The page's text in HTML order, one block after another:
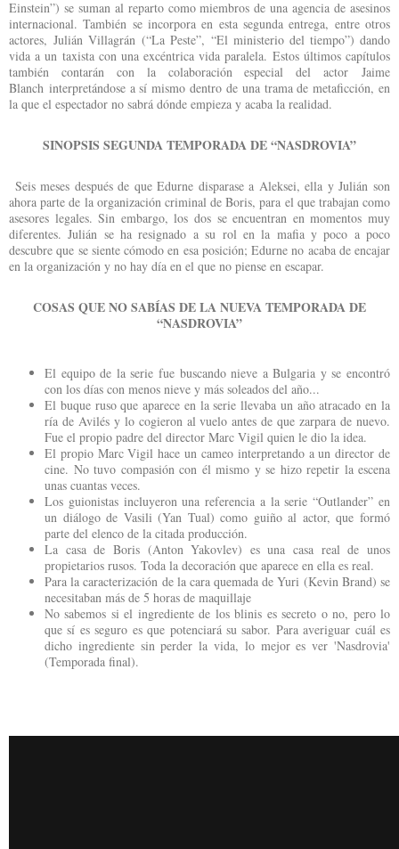
Einstein”) se suman al reparto como miembros de una agencia de asesinos
internacional. También se incorpora en esta segunda entrega, entre otros
actores, Julián Villagrán (“La Peste”, “El ministerio del tiempo”) dando
vida a un taxista con una excéntrica vida paralela. Estos últimos capítulos
también contarán con la colaboración especial del actor Jaime
Blanch interpretándose a sí mismo dentro de una trama de metaficción, en
la que el espectador no sabrá dónde empieza y acaba la realidad.
SINOPSIS SEGUNDA TEMPORADA DE “NASDROVIA”
Seis meses después de que Edurne disparase a Aleksei, ella y Julián son
ahora parte de la organización criminal de Boris, para el que trabajan como
asesores legales. Sin embargo, los dos se encuentran en momentos muy
diferentes. Julián se ha resignado a su rol en la mafia y poco a poco
descubre que se siente cómodo en esa posición; Edurne no acaba de encajar
en la organización y no hay día en el que no piense en escapar.
COSAS QUE NO SABÍAS DE LA NUEVA TEMPORADA DE
“NASDROVIA”
El equipo de la serie fue buscando nieve a Bulgaria y se encontró
con los días con menos nieve y más soleados del año...
El buque ruso que aparece en la serie llevaba un año atracado en la
ría de Avilés y lo cogieron al vuelo antes de que zarpara de nuevo.
Fue el propio padre del director Marc Vigil quien le dio la idea.
El propio Marc Vigil hace un cameo interpretando a un director de
cine. No tuvo compasión con él mismo y se hizo repetir la escena
unas cuantas veces.
Los guionistas incluyeron una referencia a la serie “Outlander” en
un diálogo de Vasili (Yan Tual) como guiño al actor, que formó
parte del elenco de la citada producción.
La casa de Boris (Anton Yakovlev) es una casa real de unos
propietarios rusos. Toda la decoración que aparece en ella es real.
Para la caracterización de la cara quemada de Yuri (Kevin Brand) se
necesitaban más de 5 horas de maquillaje
No sabemos si el ingrediente de los blinis es secreto o no, pero lo
que sí es seguro es que potenciará su sabor. Para averiguar cuál es
dicho ingrediente sin perder la vida, lo mejor es ver 'Nasdrovia'
(Temporada final).